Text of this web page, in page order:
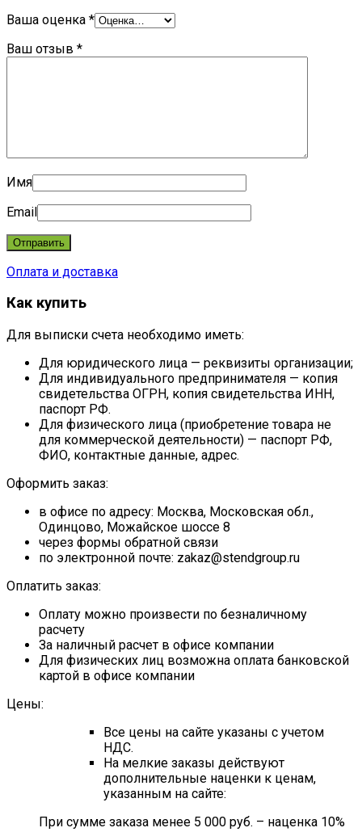
Ваша оценка *
Ваш отзыв *
Имя
Email
Оплата и доставка
Как купить
Для выписки счета необходимо иметь:
Для юридического лица — реквизиты организации;
Для индивидуального предпринимателя — копия
свидетельства ОГРН, копия свидетельства ИНН,
паспорт РФ.
Для физического лица (приобретение товара не
для коммерческой деятельности) — паспорт РФ,
ФИО, контактные данные, адрес.
Оформить заказ:
в офисе по адресу: Москва, Московская обл.,
Одинцово, Можайское шоссе 8
через формы обратной связи
по электронной почте: zakaz@stendgroup.ru
Оплатить заказ:
Оплату можно произвести по безналичному
расчету
За наличный расчет в офисе компании
Для физических лиц возможна оплата банковской
картой в офисе компании
Цены:
Все цены на сайте указаны с учетом
НДС.
На мелкие заказы действуют
дополнительные наценки к ценам,
указанным на сайте:
При сумме заказа менее 5 000 руб. – наценка 10%